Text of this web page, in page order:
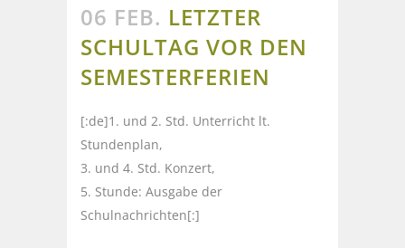
06 FEB. LETZTER
SCHULTAG VOR DEN
SEMESTERFERIEN
[:de]1. und 2. Std. Unterricht lt.
Stundenplan,
3. und 4. Std. Konzert,
5. Stunde: Ausgabe der
Schulnachrichten[:]